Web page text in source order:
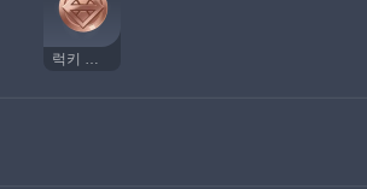
럭키 코인